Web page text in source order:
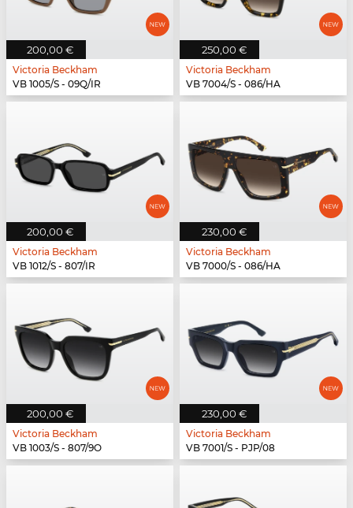
200,00 €
Victoria Beckham
VB 1005/S - 09Q/IR
250,00 €
Victoria Beckham
VB 7004/S - 086/HA
200,00 €
Victoria Beckham
VB 1012/S - 807/IR
230,00 €
Victoria Beckham
VB 7000/S - 086/HA
200,00 €
Victoria Beckham
VB 1003/S - 807/9O
230,00 €
Victoria Beckham
VB 7001/S - PJP/08